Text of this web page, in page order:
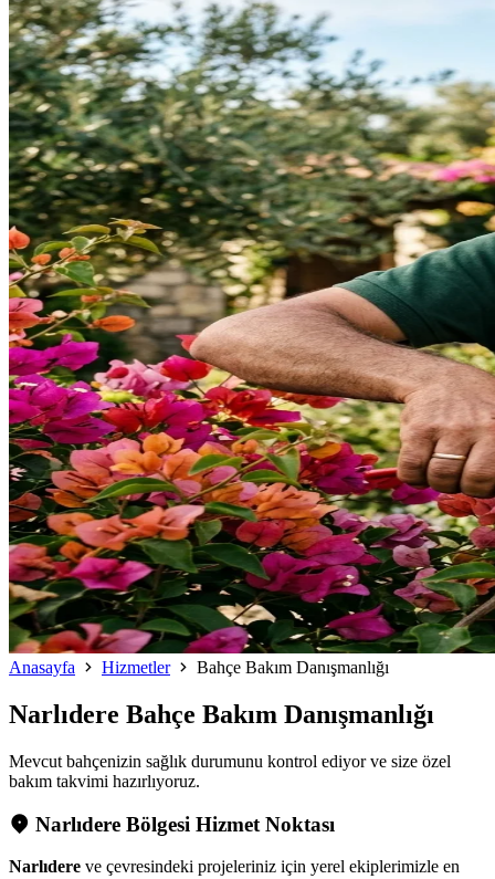
Anasayfa Hizmetler Bahçe Bakım Danışmanlığı
Narlıdere Bahçe Bakım Danışmanlığı
Mevcut bahçenizin sağlık durumunu kontrol ediyor ve size özel
bakım takvimi hazırlıyoruz.
Narlıdere Bölgesi Hizmet Noktası
Narlıdere ve çevresindeki projeleriniz için yerel ekiplerimizle en